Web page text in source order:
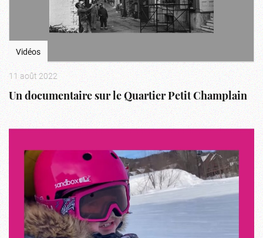
Vidéos
11 août 2022
Un documentaire sur le Quartier Petit Champlain